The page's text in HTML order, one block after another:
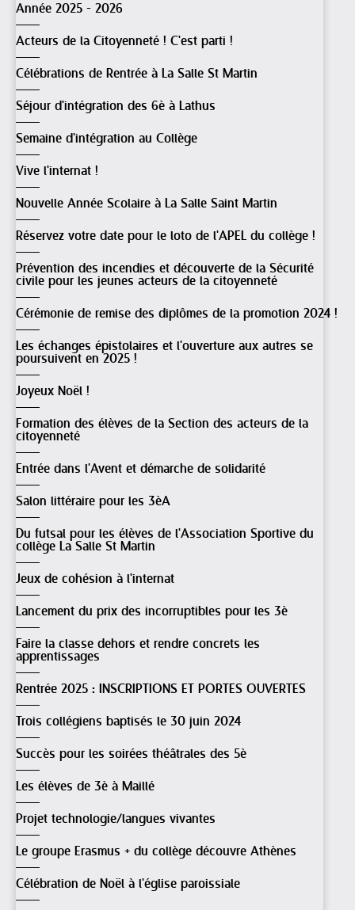
Année 2025 - 2026
Acteurs de la Citoyenneté ! C'est parti !
Célébrations de Rentrée à La Salle St Martin
Séjour d'intégration des 6è à Lathus
Semaine d'intégration au Collège
Vive l'internat !
Nouvelle Année Scolaire à La Salle Saint Martin
Réservez votre date pour le loto de l'APEL du collège !
Prévention des incendies et découverte de la Sécurité
civile pour les jeunes acteurs de la citoyenneté
Cérémonie de remise des diplômes de la promotion 2024 !
Les échanges épistolaires et l'ouverture aux autres se
poursuivent en 2025 !
Joyeux Noël !
Formation des élèves de la Section des acteurs de la
citoyenneté
Entrée dans l'Avent et démarche de solidarité
Salon littéraire pour les 3èA
Du futsal pour les élèves de l'Association Sportive du
collège La Salle St Martin
Jeux de cohésion à l'internat
Lancement du prix des incorruptibles pour les 3è
Faire la classe dehors et rendre concrets les
apprentissages
Rentrée 2025 : INSCRIPTIONS ET PORTES OUVERTES
Trois collégiens baptisés le 30 juin 2024
Succès pour les soirées théâtrales des 5è
Les élèves de 3è à Maillé
Projet technologie/langues vivantes
Le groupe Erasmus + du collège découvre Athènes
Célébration de Noël à l'église paroissiale